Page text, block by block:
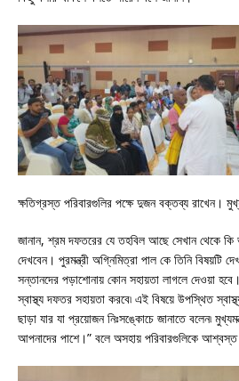
ক্ষতিগ্রস্ত পরিবারগুলির পক্ষে দুজন বক্তব্য রাখেন।
জানান, শ্রম দফতরের যে তহবিল আছে সেখান থেকে কি
দেখবেন। পুরমন্ত্রী অগ্নিমিত্রা পাল কে তিনি বিষয়টি
সন্তানদের পড়াশোনায় কোন সহায়তা লাগলে দেওয়া
স্বাস্থ্য দফতর সহায়তা করবে৷ এই বিষয়ে উপস্থিত
ছাড়া যার যা প্রয়োজন নিঃসঙ্কোচে জানাতে বলেন৷
আপনাদের পাশে।” বলে অসহায় পরিবারগুলিকে